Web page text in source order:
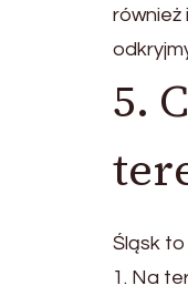
również
5.
Śląsk
1. Na